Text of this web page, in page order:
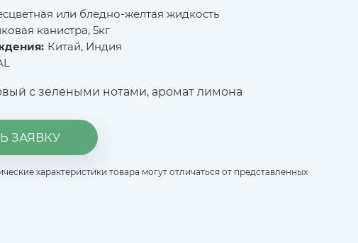
или бледно-желтая жидкость
канистра, 5кг
Китай, Индия
с зелеными нотами, аромат лимона
ЗАЯВКУ
характеристики товара могут отличаться от представленных